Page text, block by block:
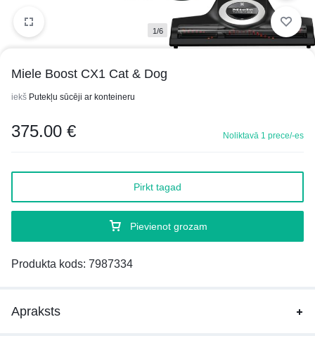
1/6
Miele Boost CX1 Cat & Dog
iekš Putekļu sūcēji ar konteineru
375.00 € Noliktavā 1 prece/-es
Pievienot grozam
Pirkt tagad
Produkta kods: 7987334
Apraksts